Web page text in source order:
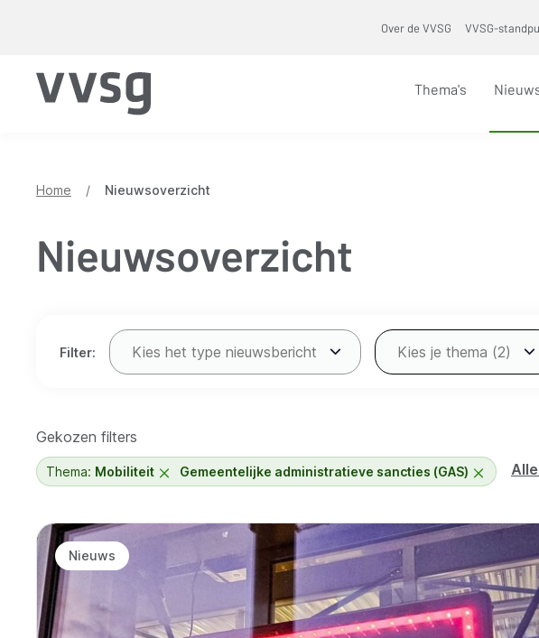
Over de VVSG VVSG-
Thema's
Home / Nieuwsoverzicht
Nieuwsoverzicht
Verfijn
Filter: Kies het type nieuwsbericht Kies je thema (2)
Gekozen filters
Thema: Mobiliteit Gemeentelijke administratieve sancties (GAS)
Resultaten
Nieuws